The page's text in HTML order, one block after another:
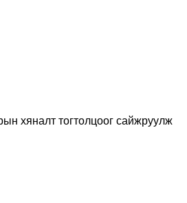
хяналт тогтолцоог сайжруулж